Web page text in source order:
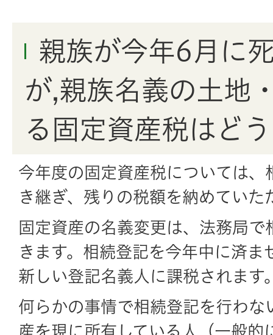
親族が今年6月に
が,親族名義の土地
る固定資産税はど
今年度の固定資産税については、
き継ぎ、残りの税額を納めていた
固定資産の名義変更は、法務局で
きます。相続登記を今年中に済ま
新しい登記名義人に課税されます
何らかの事情で相続登記を行わな
産を現に所有している人（一般的